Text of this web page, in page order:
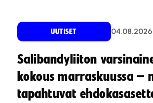
UUTISET 04.08.2026
Salibandyliiton
kokous marraskuussa –
tapahtuvat